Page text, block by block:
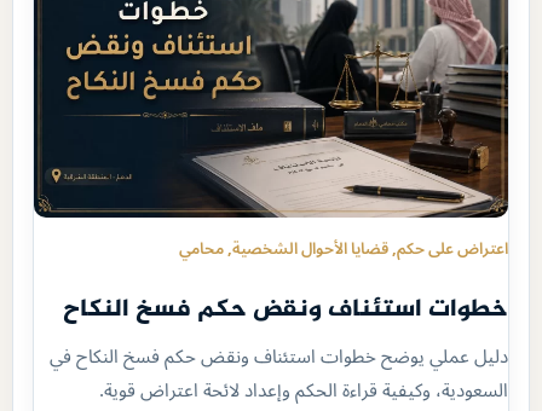
اعتراض على حكم, قضايا الأحوال الشخصية, محامي
خطوات استئناف ونقض حكم فسخ النكاح
دليل عملي يوضح خطوات استئناف ونقض حكم فسخ النكاح في
السعودية، وكيفية قراءة الحكم وإعداد لائحة اعتراض قوية.